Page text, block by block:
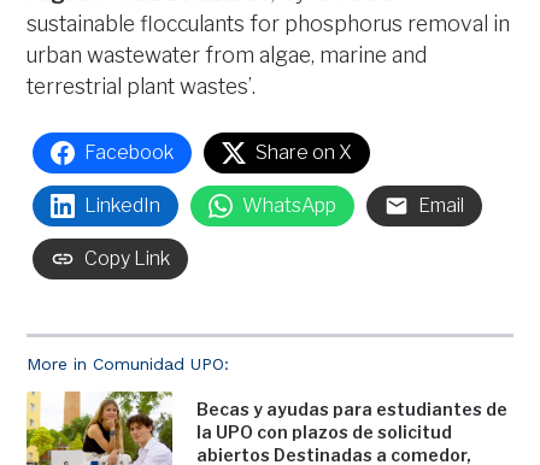
More in Comunidad UPO:
Becas y ayudas para estudiantes de
la UPO con plazos de solicitud
abiertos Destinadas a comedor,
sustainable flocculants for phosphorus removal in
urban wastewater from algae, marine and
terrestrial plant wastes’.
Facebook Share on X
LinkedIn WhatsApp Email
Copy Link